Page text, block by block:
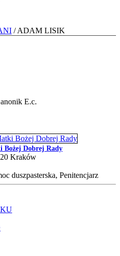
/ ADAM LISIK
E.c.
Bożej Dobrej Rady
Kraków
duszpasterska, Penitencjarz